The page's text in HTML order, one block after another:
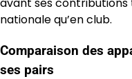
avant ses contributions
nationale qu’en club.
Comparaison des
ses pairs